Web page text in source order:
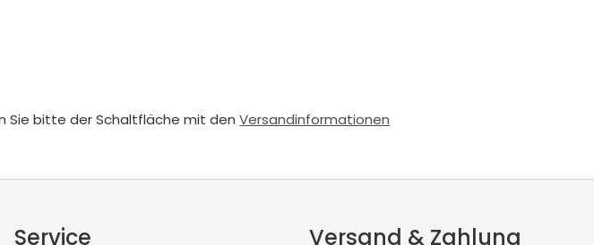
Sie bitte der Schaltfläche mit denVersandinformationen
Service Versand & Zahlung